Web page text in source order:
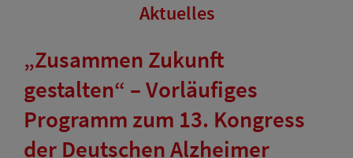
Aktuelles
„Zusammen Zukunft
gestalten“ – Vorläufiges
Programm zum 13. Kongress
der Deutschen Alzheimer